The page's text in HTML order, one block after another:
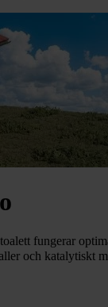
fungerar
och katalytiskt